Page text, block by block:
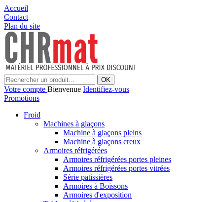
Accueil
Contact
Plan du site
OK
Votre compte Bienvenue Identifiez-vous
Promotions
Froid
Machines à glaçons
Machine à glaçons pleins
Machine à glaçons creux
Armoires réfrigérées
Armoires réfrigérées portes pleines
Armoires réfrigérées portes vitrées
Série patissières
Armoires à Boissons
Armoires d'exposition